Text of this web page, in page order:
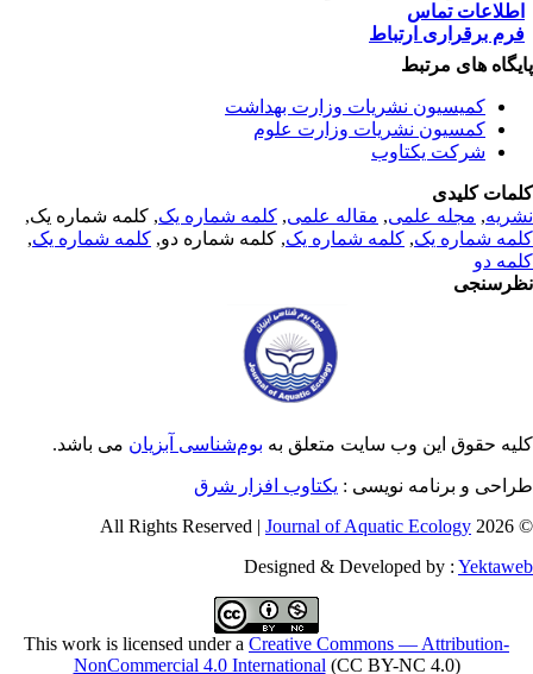
تماس
برقراری ارتباط
های مرتبط
کمیسیون نشریات وزارت بهداشت
کمسیون نشریات وزارت علوم
شرکت یکتاوب
کلیدی
,مجله علمی, مقاله علمی, کلمه شماره یک, کلمه شماره یک,
شماره یک,کلمه شماره یک, کلمه شماره دو,کلمه شماره یک,
دو
حقوق این وب سایت متعلق بهبوم‌شناسی آبزیانمی باشد.
و برنامه نویسی : یکتاوب افزار شرق
©
Journal of Aquatic Ecology
Designed & Developed by :
This work is licensed under aCreative Commons — Attribution-
NonCommercial 4.0 International(CC BY-NC 4.0)